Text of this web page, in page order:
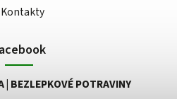
Kontakty
BEZLEPKOVÉ POTRAVINY